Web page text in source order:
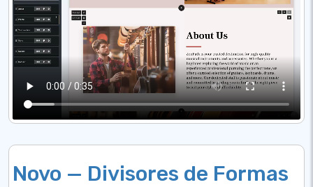
Novo — Divisores de Formas